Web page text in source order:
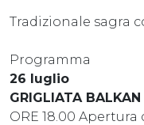
Tradizionale sagra
Programma
26 luglio
GRIGLIATA BALKAN
ORE 18.00